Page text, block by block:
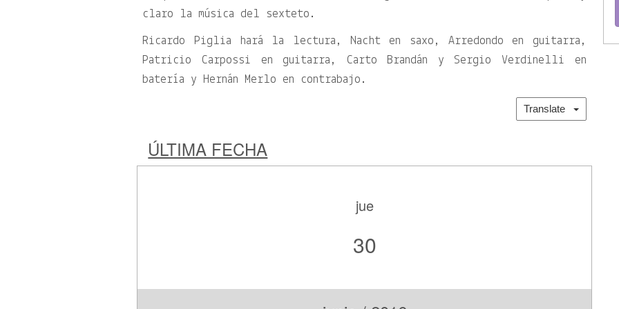
claro la música del sexteto.
Ricardo Piglia hará la lectura, Nacht en saxo, Arredondo en guitarra,
Patricio Carpossi en guitarra, Carto Brandán y Sergio Verdinelli en
batería y Hernán Merlo en contrabajo.
Translate
ÚLTIMA FECHA
jue
30